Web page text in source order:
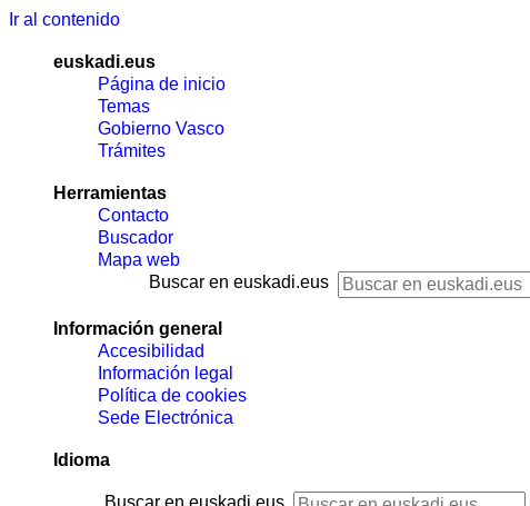
Ir al contenido
euskadi.eus
Página de inicio
Temas
Gobierno Vasco
Trámites
Herramientas
Contacto
Buscador
Mapa web
Buscar en euskadi.eus
Información general
Accesibilidad
Información legal
Política de cookies
Sede Electrónica
Idioma
Buscar en euskadi.eus